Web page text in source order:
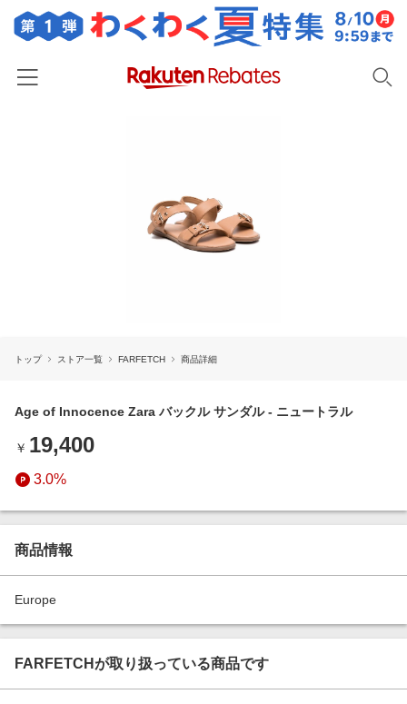
ファッション・インナー・小物
キッズ・ベビー用品
エンタメ
スポーツ・アウトドア・ゴルフ
インテリア・寝具
ペット・花・DIY・車
金融・マネー・保険
デジタルコンテンツ
ビジネス・その他サービス
電子書籍特集
旅行特集
お中元特集2026
わくわく夏特集
とことん買い物チャレンジ
Apple公式サイト×楽天カード分割払い
Qoo10メガポ
トップ ストア一覧 FARFETCH 商品詳細
Age of Innocence Zara バックル サンダル - ニュートラル
￥ 19,400
3.0%
商品情報
Europe
FARFETCHが取り扱っている商品です